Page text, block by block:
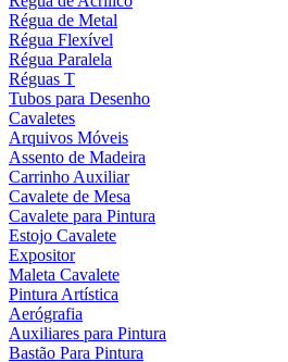
Régua de Metal
Régua Flexível
Régua Paralela
Réguas T
Tubos para Desenho
Cavaletes
Arquivos Móveis
Assento de Madeira
Carrinho Auxiliar
Cavalete de Mesa
Cavalete para Pintura
Estojo Cavalete
Expositor
Maleta Cavalete
Pintura Artística
Aerógrafia
Auxiliares para Pintura
Bastão Para Pintura